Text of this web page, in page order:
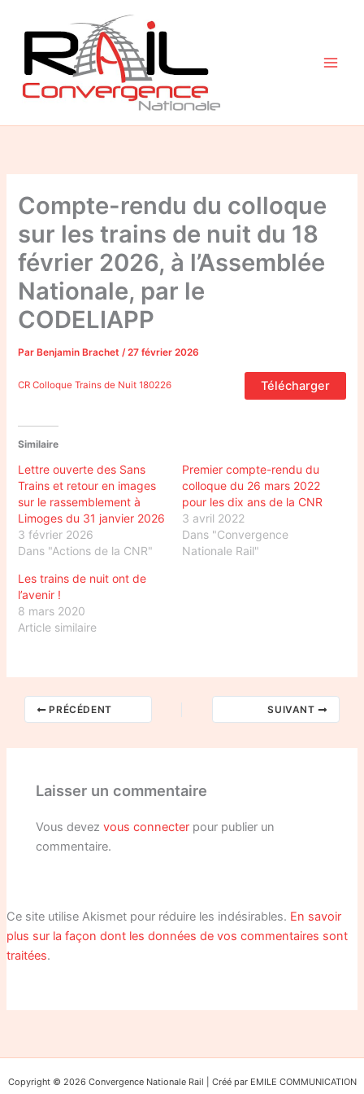
contenu
Compte-rendu du colloque
sur les trains de nuit du 18
février 2026, à l’Assemblée
Nationale, par le
CODELIAPP
Par Benjamin Brachet/27 février 2026
CR Colloque Trains de Nuit 180226 Télécharger
Similaire
Lettre ouverte des Sans
Trains et retour en images
sur le rassemblement à
Limoges du 31 janvier 2026
3 février 2026
Dans "Actions de la CNR"
Premier compte-rendu du
colloque du 26 mars 2022
pour les dix ans de la CNR
3 avril 2022
Dans "Convergence
Nationale Rail"
Les trains de nuit ont de
l’avenir !
8 mars 2020
Article similaire
PRÉCÉDENT SUIVANT
Laisser un commentaire
Vous devezvous connecter pour publier un
commentaire.
Ce site utilise Akismet pour réduire les indésirables. En savoir
plus sur la façon dont les données de vos commentaires sont
traitées.
Copyright © 2026 Convergence Nationale Rail | Créé par EMILE COMMUNICATION